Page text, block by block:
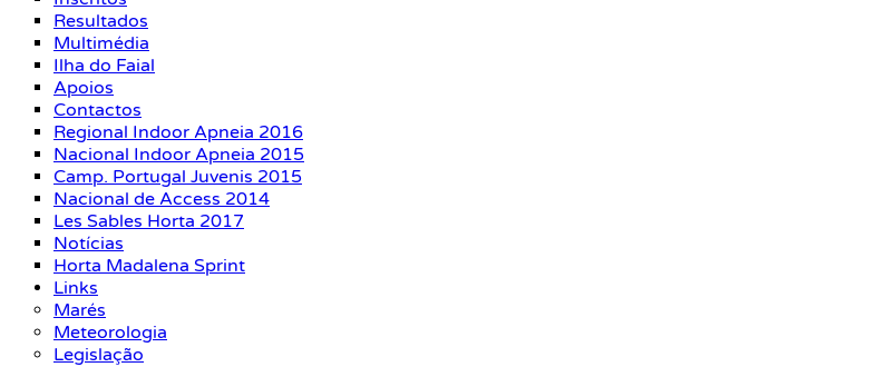
Resultados
Multimédia
Ilha do Faial
Apoios
Contactos
Regional Indoor Apneia 2016
Nacional Indoor Apneia 2015
Camp. Portugal Juvenis 2015
Nacional de Access 2014
Les Sables Horta 2017
Notícias
Horta Madalena Sprint
Links
Marés
Meteorologia
Legislação